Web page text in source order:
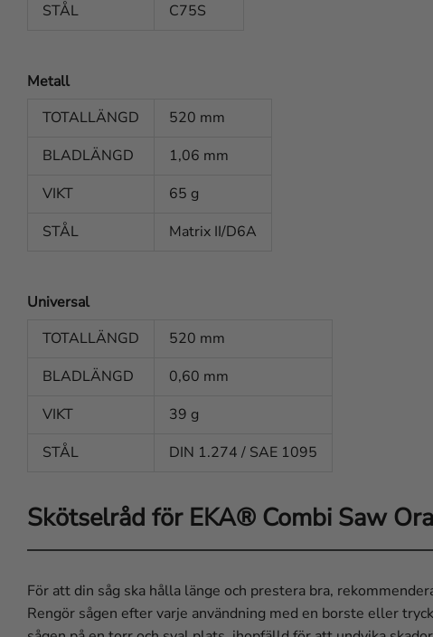
STÅL
C75S
Metall
TOTALLÄNGD
520 mm
BLADLÄNGD
1,06 mm
VIKT
65 g
STÅL
Matrix II/D6A
Universal
TOTALLÄNGD
520 mm
BLADLÄNGD
0,60 mm
VIKT
39 g
STÅL
DIN 1.274 / SAE 1095
Skötselråd för EKA® Combi Saw
För att din såg ska hålla länge och prestera bra,
Rengör sågen efter varje användning med en borste eller